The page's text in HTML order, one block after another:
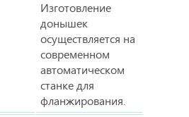
Изготовление
донышек
осуществляется на
современном
автоматическом
станке для
фланжирования.